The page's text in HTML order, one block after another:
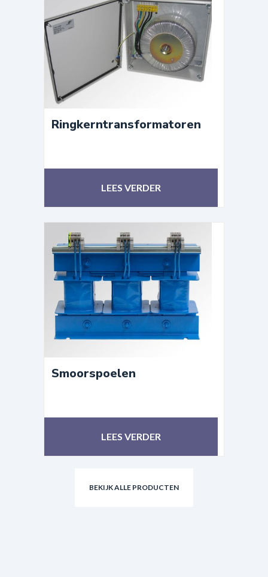
Ringkerntransformatoren
LEES VERDER
Smoorspoelen
LEES VERDER
BEKIJK ALLE PRODUCTEN